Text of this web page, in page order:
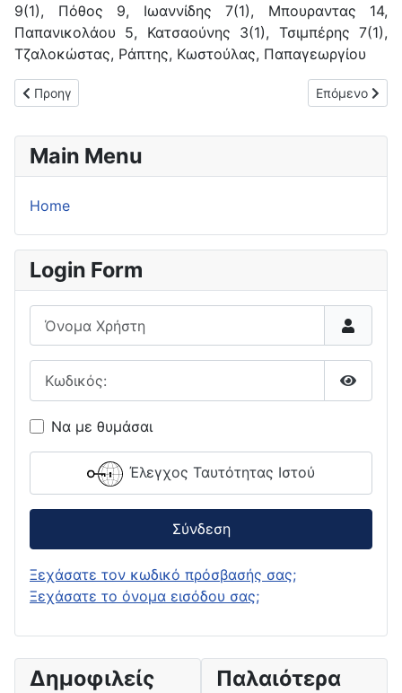
9(1), Πόθος 9, Ιωαννίδης 7(1), Μπουραντας 14,
Παπανικολάου 5, Κατσαούνης 3(1), Τσιμπέρης 7(1),
Τζαλοκώστας, Ράπτης, Κωστούλας, Παπαγεωργίου
Προηγούμενο άρθρο: Νίκη με ανατροπή για τον Κερκυραϊκό
Προηγ Επόμενο
Επόμενο
Main Menu
Home
Login Form
Όνομα Χρήστη
Να με θυμάσαι
Έλεγχος Ταυτότητας Ιστού
Σύνδεση
Ξεχάσατε τον κωδικό πρόσβασής σας;
Ξεχάσατε το όνομα εισόδου σας;
Δημοφιλείς
Παλαιότερα